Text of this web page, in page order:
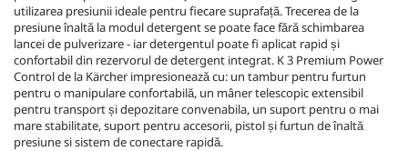
utilizarea presiunii ideale pentru fiecare suprafață. Trecerea de la
presiune înaltă la modul detergent se poate face fără schimbarea
lancei de pulverizare - iar detergentul poate fi aplicat rapid și
confortabil din rezervorul de detergent integrat. K 3 Premium Power
Control de la Kärcher impresionează cu: un tambur pentru furtun
pentru o manipulare confortabilă, un mâner telescopic extensibil
pentru transport și depozitare convenabila, un suport pentru o mai
mare stabilitate, suport pentru accesorii, pistol și furtun de înaltă
presiune si sistem de conectare rapidă.